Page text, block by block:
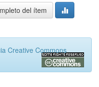
del ítem
Creative Commons